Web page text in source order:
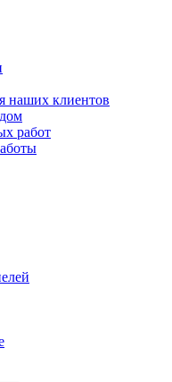
наших клиентов
работ